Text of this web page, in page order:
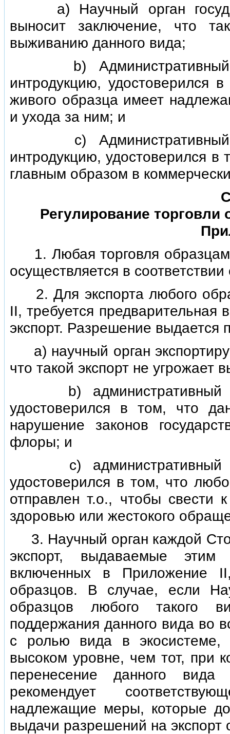
а) Научный орган
выносит заключение, что
выживанию данного вида;
b) Административный
интродукцию, удостоверился
живого образца имеет
и ухода за ним; и
с) Административный
интродукцию, удостоверился в
главным образом в
Регулирование
1. Любая торговля
осуществляется в
2. Для экспорта любого
II, требуется
экспорт. Разрешение
а) научный орган
что такой экспорт не угрожает
b) административный
удостоверился в том, что
нарушение законов
флоры; и
с) административный
удостоверился в том, что
отправлен т.о., чтобы свести
здоровью или жестокого
3. Научный орган каждой
экспорт, выдаваемые
включенных в Приложение
образцов. В случае, если
образцов любого такого
поддержания данного вида во
с ролью вида в экосистеме,
высоком уровне, чем тот, при
перенесение данного
рекомендует
надлежащие меры, которые
выдачи разрешений на экспорт